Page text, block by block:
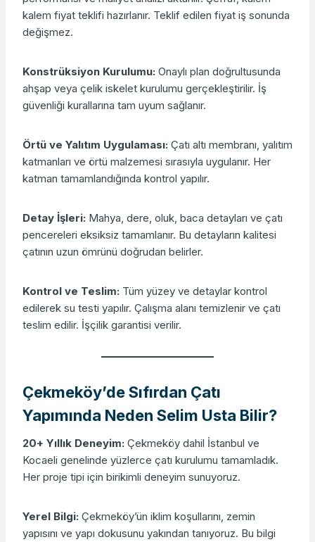
kalem fiyat teklifi hazırlanır. Teklif edilen fiyat iş sonunda
değişmez.
Konstrüksiyon Kurulumu: Onaylı plan doğrultusunda
ahşap veya çelik iskelet kurulumu gerçekleştirilir. İş
güvenliği kurallarına tam uyum sağlanır.
Örtü ve Yalıtım Uygulaması: Çatı altı membranı, yalıtım
katmanları ve örtü malzemesi sırasıyla uygulanır. Her
katman tamamlandığında kontrol yapılır.
Detay İşleri: Mahya, dere, oluk, baca detayları ve çatı
pencereleri eksiksiz tamamlanır. Bu detayların kalitesi
çatının uzun ömrünü doğrudan belirler.
Kontrol ve Teslim: Tüm yüzey ve detaylar kontrol
edilerek su testi yapılır. Çalışma alanı temizlenir ve çatı
teslim edilir. İşçilik garantisi verilir.
Çekmeköy’de Sıfırdan Çatı
Yapımında Neden Selim Usta Bilir?
20+ Yıllık Deneyim: Çekmeköy dahil İstanbul ve
Kocaeli genelinde yüzlerce çatı kurulumu tamamladık.
Her proje tipi için birikimli deneyim sunuyoruz.
Yerel Bilgi: Çekmeköy’ün iklim koşullarını, zemin
yapısını ve yapı dokusunu yakından tanıyoruz. Bu bilgi